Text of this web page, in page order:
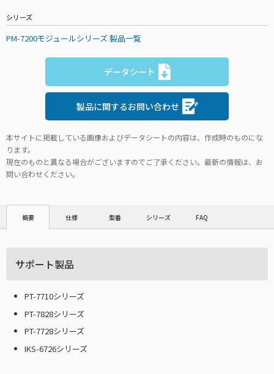
シリーズ
PM-7200モジュールシリーズ 製品一覧
データシート
製品に関するお問い合わせ
本サイトに掲載している画像およびデータシートの内容は、作成時のものにな
ります。
現在のものと異なる場合がございますのでご了承ください。最新の情報は、お
問い合わせください。
概要 仕様 型番 シリーズ FAQ
サポート製品
PT-7710シリーズ
PT-7828シリーズ
PT-7728シリーズ
IKS-6726シリーズ